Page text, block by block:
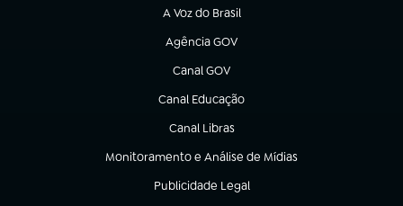
A Voz do Brasil
(abre em nova aba)
Agência GOV
(abre em nova aba)
Canal GOV
(abre em nova aba)
Canal Educação
(abre em nova aba)
Canal Libras
(abre em nova aba)
Monitoramento e Análise de Mídias
(abre em nova aba)
Publicidade Legal
(abre em nova aba)